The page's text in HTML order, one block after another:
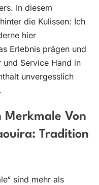
In diesem
die Kulissen: Ich
hier
Erlebnis prägen und
und Service Hand in
unvergesslich
Merkmale Von
Tradition
sind mehr als